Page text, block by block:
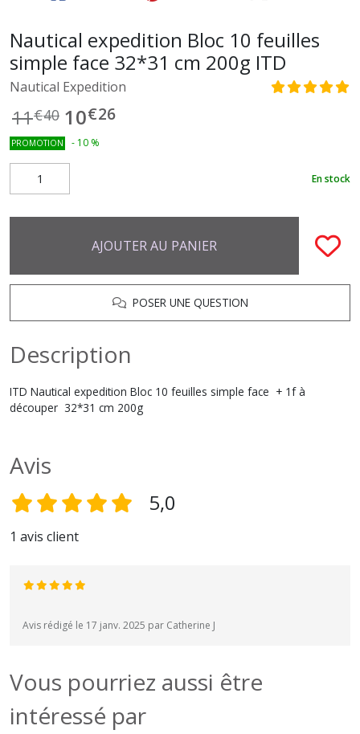
Nautical expedition Bloc 10 feuilles
simple face 32*31 cm 200g ITD
Nautical Expedition
11€40 10€26
PROMOTION - 10 %
En stock
AJOUTER AU PANIER
POSER UNE QUESTION
Description
ITD Nautical expedition Bloc 10 feuilles simple face + 1f à
découper 32*31 cm 200g
Avis
5,0
1 avis client
Avis rédigé le 17 janv. 2025 par Catherine J
Vous pourriez aussi être
intéressé par